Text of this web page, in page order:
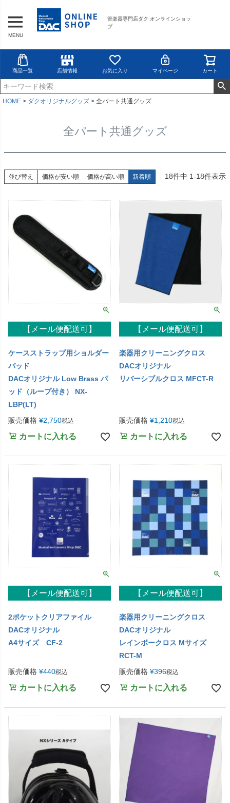
管楽器専門店ダク オンラインショッ
プ
MENU
商品一覧 店舗情報 お気に入り マイページ カート
HOME ダクオリジナルグッズ 全パート共通グッズ
全パート共通グッズ
並び替え 価格が安い順 価格が高い順 新着順 18件中 1-18件表示
【メール便配送可】
ケースストラップ用ショルダー
パッド
DACオリジナル Low Brass パ
ッド（ループ付き） NX-
LBP(LT)
販売価格 ¥2,750税込
カートに入れる
【メール便配送可】
楽器用クリーニングクロス
DACオリジナル
リバーシブルクロス MFCT-R
販売価格 ¥1,210税込
カートに入れる
【メール便配送可】
2ポケットクリアファイル
DACオリジナル
A4サイズ CF-2
販売価格 ¥440税込
カートに入れる
【メール便配送可】
楽器用クリーニングクロス
DACオリジナル
レインボークロス Mサイズ
RCT-M
販売価格 ¥396税込
カートに入れる